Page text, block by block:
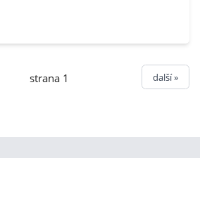
strana 1 další »